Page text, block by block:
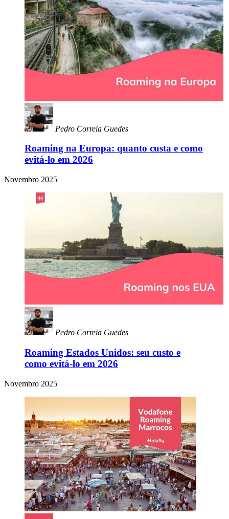
Pedro Correia Guedes
Roaming na Europa: quanto custa e como
evitá-lo em 2026
Novembro 2025
Pedro Correia Guedes
Roaming Estados Unidos: seu custo e
como evitá-lo em 2026
Novembro 2025